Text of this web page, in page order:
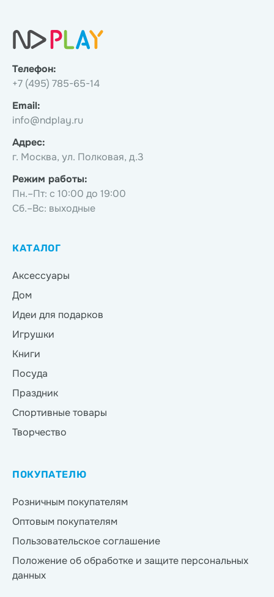
Телефон:
+7 (495) 785-65-14
Email:
info@ndplay.ru
Адрес:
г. Москва, ул. Полковая, д.3
Режим работы:
Пн.–Пт: с 10:00 до 19:00
Сб.–Вс: выходные
КАТАЛОГ
Аксессуары
Дом
Идеи для подарков
Игрушки
Книги
Посуда
Праздник
Спортивные товары
Творчество
ПОКУПАТЕЛЮ
Розничным покупателям
Оптовым покупателям
Пользовательское соглашение
Положение об обработке и защите персональных
данных